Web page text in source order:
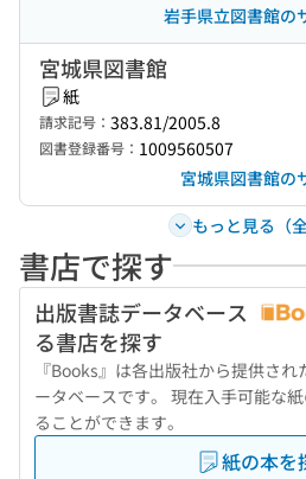
岩手県立図書館の
宮城県図書館
紙
請求記号： 383.81/2005.8
図書登録番号： 1009560507
宮城県図書館の
もっと見る（全
書店で探す
出版書誌データベース
る書店を探す
『Books』は各出版社から提供さ
ータベースです。 現在入手可能な
ることができます。
紙の本を